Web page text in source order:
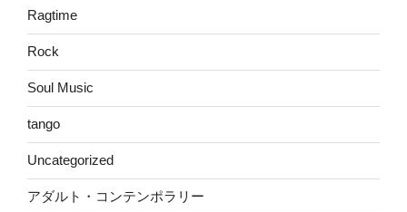
Ragtime
Rock
Soul Music
tango
Uncategorized
アダルト・コンテンポラリー